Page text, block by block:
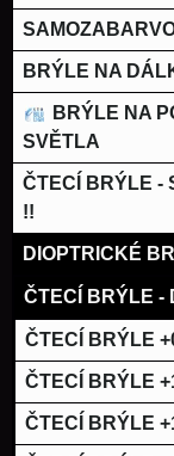
BRÝLE NA
BRÝLE NA
SVĚTLA
ČTECÍ BRÝLE -
!!
DIOPTRICKÉ
ČTECÍ BRÝLE -
ČTECÍ BRÝLE
ČTECÍ BRÝLE
ČTECÍ BRÝLE